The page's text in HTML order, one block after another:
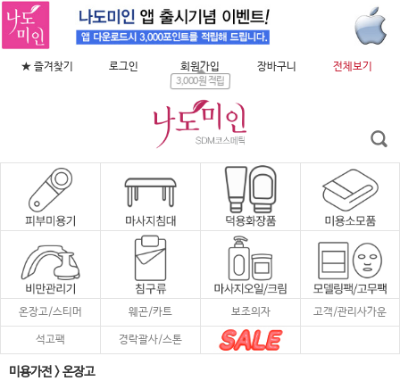
★ 즐겨찾기 로그인 회원가입
3,000원 적립
장바구니 전체보기
온장고/스티머 웨곤/카트 보조의자 고객/관리사가운
석고팩 경락괄사/스톤
미용가전 >온장고